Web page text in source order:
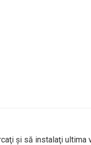
şi să instalaţi ultima